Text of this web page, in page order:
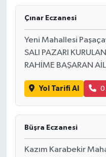
Çınar Eczanesi
Yeni Mahallesi
SALI PAZARI
RAHİME BAŞARAN
Yol Tarifi Al 0
Büşra Eczanesi
Kazım Karabekir